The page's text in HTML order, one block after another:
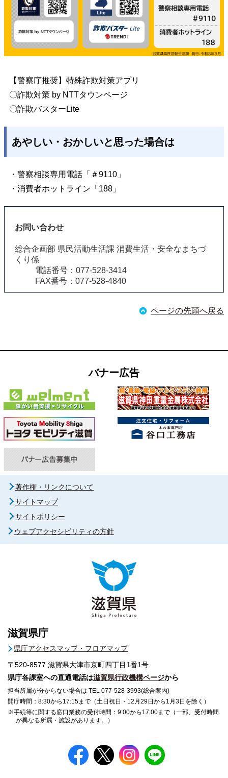
【警察庁推奨】特殊詐欺対策アプリ
〇詐欺対策 by NTTタウンページ
〇詐欺バスターLite
あやしい・おかしいと思った場合は
・警察相談専用電話「＃9110」
・消費者ホットライン「188」
お問い合わせ
総合企画部 県民活動生活課 消費生活・安全なまちづ
くり係
電話番号：077-528-3414
FAX番号：077-528-4840
ページの先頭へ戻る
バナー広告
著作権・リンクについて
サイトマップ
サイトポリシー
ウェブアクセシビリティの方針
滋賀県庁
県庁アクセスマップ・フロアマップ
〒520-8577 滋賀県大津市京町四丁目1番1号
県庁各課室への直通電話は滋賀県行政機構ページから
担当所属が分からない場合は TEL 077-528-3993(総合案内)
開庁時間：8:30から17:15まで（土日祝日・12月29日から1月3日を除く）
※手続等に関する窓口業務の受付時間：9:00から17:00まで（一部、受付時間
が異なる所属・施設があります。）